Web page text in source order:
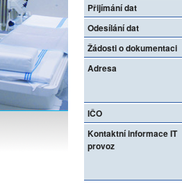
Přijímání dat
Odesílání dat
Žádosti o dokumentaci
Adresa
IČO
Kontaktní informace IT
provoz